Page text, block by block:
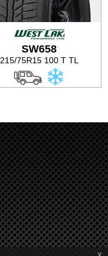
SW658
215/75R15 100 T TL